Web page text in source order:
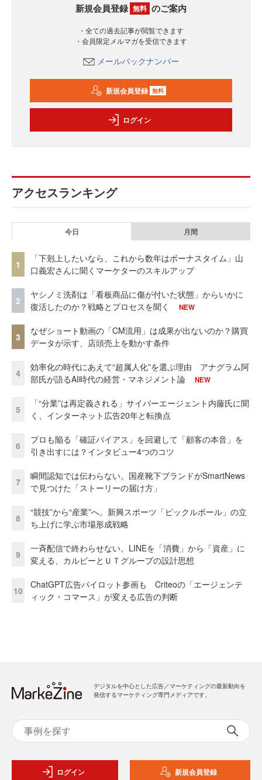
新規会員登録 無料 のご案内
・全ての過去記事が閲覧できます
・会員限定メルマガを受信できます
メールバックナンバー
新規会員登録 無料
ログイン
アクセスランキング
今日 月間
1
「下剋上したいなら、これから数年はボーナスタイム」山
口義宏さんに聞くマーケターのスキルアップ
2
ヤシノミ洗剤は「看板商品に傷が付いた状態」からいかに
復活したのか？戦略とプロセスを聞く
NEW
3
なぜショート動画の「CM流用」は成果が出ないのか？購買
データが示す、店頭売上を動かす条件
4
効率化の時代にあえて“超属人化”を選ぶ理由 アナグラム阿
部氏が語るAI時代の経営・マネジメント論
NEW
5
「“分業”は再定義される」サイバーエージェント内藤氏に聞
く、インターネット広告20年と転換点
6
プロも陥る「確証バイアス」を回避して「顧客の本音」を
引き出すには？インタビュー4つのコツ
7
瞬間認知では伝わらない。国産靴下ブランドがSmartNews
で見つけた「ストーリーの届け方」
8
“競技”から“産業”へ。新興スポーツ「ピックルボール」の立
ち上げに学ぶ市場形成戦略
9
一斉配信で終わらせない。LINEを「消費」から「資産」に
変える、カルビーとＵＴグループの設計思想
10
ChatGPT広告パイロット参画も Criteoの「エージェンテ
ィック・コマース」が変える広告の判断
デジタルを中心とした広告／マーケティングの最新動向を
発信するマーケティング専門メディアです。
ログイン 新規会員登録